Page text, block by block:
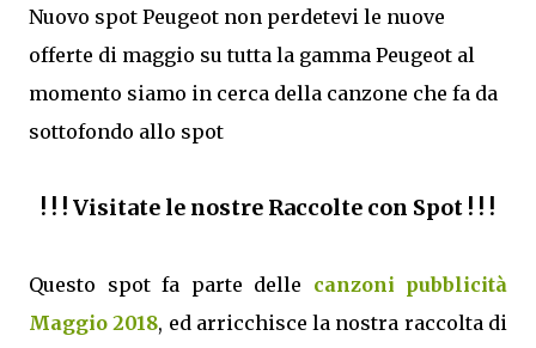
Nuovo spot Peugeot non perdetevi le nuove
offerte di maggio su tutta la gamma Peugeot al
momento siamo in cerca della canzone che fa da
sottofondo allo spot
! ! ! Visitate le nostre Raccolte con Spot ! ! !
Questo spot fa parte delle canzoni pubblicità
Maggio 2018, ed arricchisce la nostra raccolta di